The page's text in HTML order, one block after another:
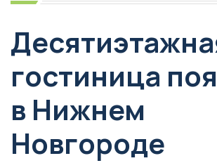
гостиница
в Нижнем
Новгороде